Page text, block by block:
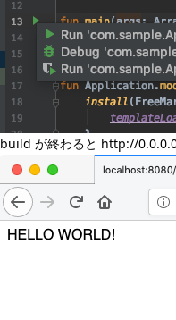
build が終わると http://